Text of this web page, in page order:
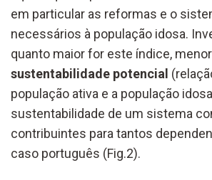
em particular as reformas e o
necessários à população idosa.
quanto maior for este índice,
sustentabilidade potencial
população ativa e a população
sustentabilidade de um sistema
contribuintes para tantos
caso português (Fig.2).